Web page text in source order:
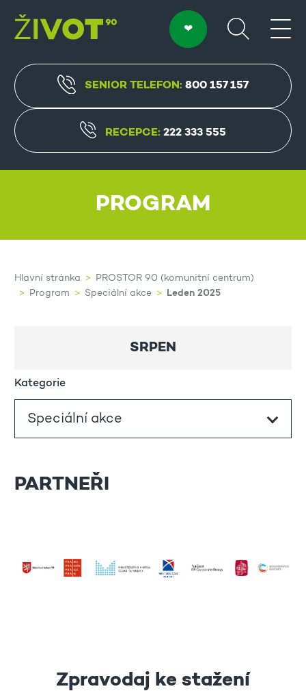
SENIOR TELEFON:800 157 157
RECEPCE:222 333 555
PROGRAM
Hlavní stránka
PROSTOR 90 (komunitní centrum)
Program
Speciální akce Leden 2025
SRPEN
Kategorie
PARTNEŘI
Zpravodaj ke stažení